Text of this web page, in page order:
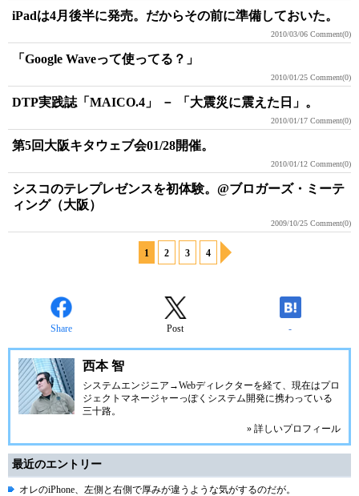
iPadは4月後半に発売。だからその前に準備しておいた。
2010/03/06 Comment(0)
「Google Waveって使ってる？」
2010/01/25 Comment(0)
DTP実践誌「MAICO.4」 － 「大震災に震えた日」。
2010/01/17 Comment(0)
第5回大阪キタウェブ会01/28開催。
2010/01/12 Comment(0)
シスコのテレプレゼンスを初体験。@ブロガーズ・ミーテ
ィング（大阪）
2009/10/25 Comment(0)
1 2 3 4
Share Post -
西本 智
システムエンジニア→Webディレクターを経て、現在はプロ
ジェクトマネージャーっぽくシステム開発に携わっている
三十路。
» 詳しいプロフィール
最近のエントリー
オレのiPhone、左側と右側で厚みが違うような気がするのだが。